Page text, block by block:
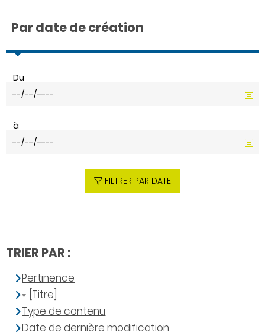
Par date de création
Du
à
FILTRER PAR DATE
TRIER PAR :
Pertinence
[Titre]
Type de contenu
Date de dernière modification